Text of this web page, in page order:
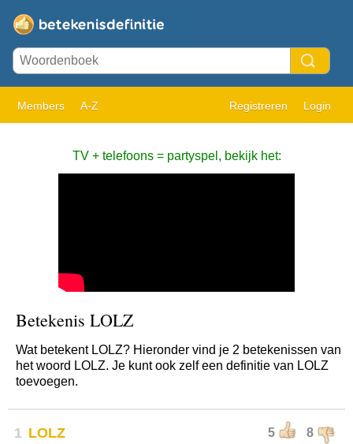
Members A-Z Registreren Login
TV + telefoons = partyspel, bekijk het:
Betekenis LOLZ
Wat betekent LOLZ? Hieronder vind je 2 betekenissen van
het woord LOLZ. Je kunt ook zelf een definitie van LOLZ
toevoegen.
1 5 8
LOLZ